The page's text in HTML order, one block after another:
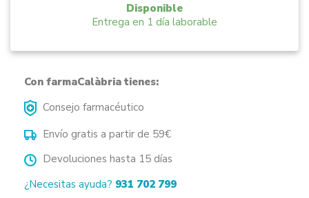
Disponible
Entrega en 1 día laborable
Con farmaCalàbria tienes:
Consejo farmacéutico
Envío gratis a partir de 59€
Devoluciones hasta 15 días
¿Necesitas ayuda? 931 702 799